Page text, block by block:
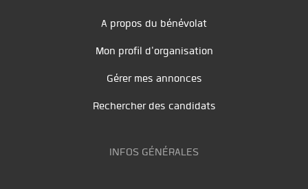
A propos du bénévolat
Mon profil d'organisation
Gérer mes annonces
Rechercher des candidats
INFOS GÉNÉRALES